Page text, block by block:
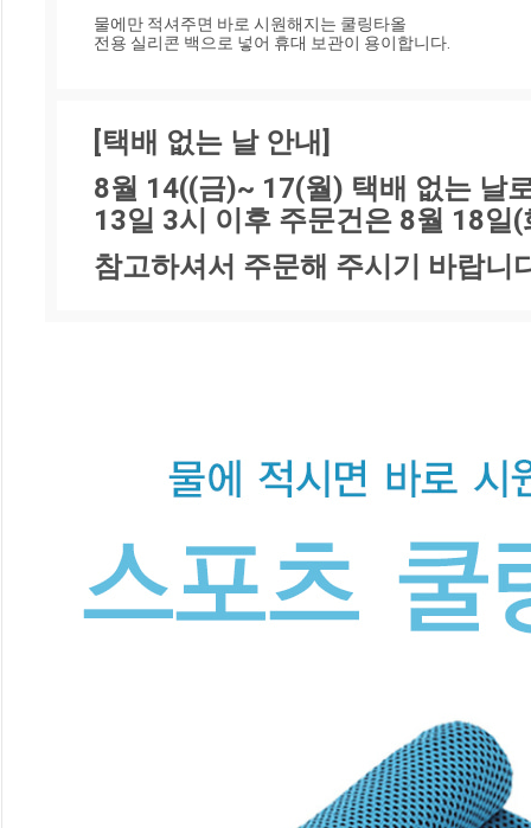
물에만 적셔주면 바로 시원해지는 쿨링타올
전용 실리콘 백으로 넣어 휴대 보관이 용이합니다.
[택배 없는 날 안내]
8월 14((금)~ 17(월) 택배 없는 날
13일 3시 이후 주문건은 8월 18일
참고하셔서 주문해 주시기 바랍니